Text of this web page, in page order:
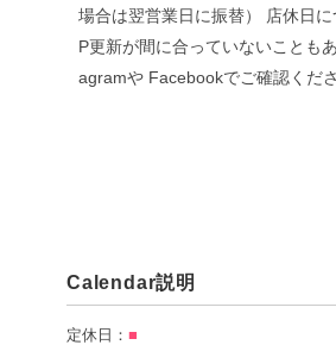
場合は翌営業日に振替）
店休日
P更新が間に合っていないことも
agramや Facebookでご確認くださ
Calendar説明
定休日： ■